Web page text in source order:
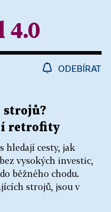
4.0
ODEBÍRAT
strojů?
retrofity
hledají cesty, jak
vysokých investic,
běžného chodu.
strojů, jsou v